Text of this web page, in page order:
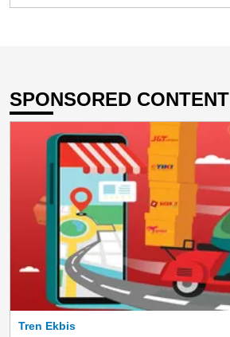
SPONSORED CONTENT
Tren Ekbis